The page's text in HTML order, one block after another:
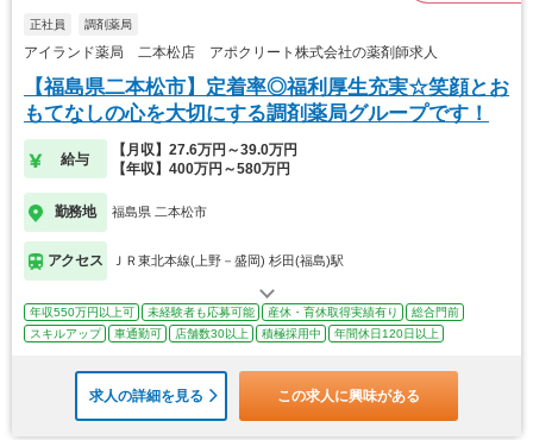
正社員 調剤薬局
アイランド薬局 二本松店 アポクリート株式会社の薬剤師求人
【福島県二本松市】定着率◎福利厚生充実☆笑顔とお
もてなしの心を大切にする調剤薬局グループです！
給与
【月収】27.6万円～39.0万円
【年収】400万円～580万円
勤務地 福島県 二本松市
アクセス ＪＲ東北本線(上野－盛岡) 杉田(福島)駅
年収550万円以上可 未経験者も応募可能 産休・育休取得実績有り
総合門前
スキルアップ
車通勤可 店舗数30以上 積極採用中 年間休日120日以上
求人の詳細を見る この求人に興味がある